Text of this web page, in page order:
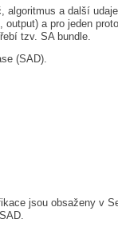
a další
a pro jeden
tzv. SA bundle.
(SAD).
jsou obsaženy v